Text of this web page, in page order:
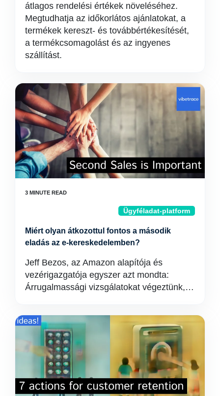
átlagos rendelési értékek növeléséhez.
Megtudhatja az időkorlátos ajánlatokat, a
termékek kereszt- és továbbértékesítését,
a termékcsomagolást és az ingyenes
szállítást.
Ügyféladat-platform
Miért olyan átkozottul fontos a második
eladás az e-kereskedelemben?
Jeff Bezos, az Amazon alapítója és
vezérigazgatója egyszer azt mondta:
Árrugalmassági vizsgálatokat végeztünk,…